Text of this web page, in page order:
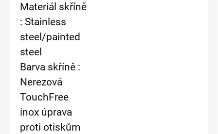
Materiál skříně
: Stainless
steel/painted
steel
Barva skříně :
Nerezová
TouchFree
inox úprava
proti otiskům